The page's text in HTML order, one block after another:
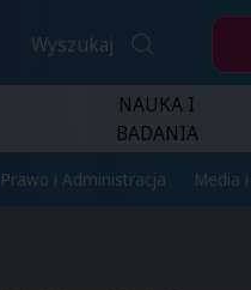
Wyszukaj
NAUKA I
BADANIA
Prawo i Administracja Media